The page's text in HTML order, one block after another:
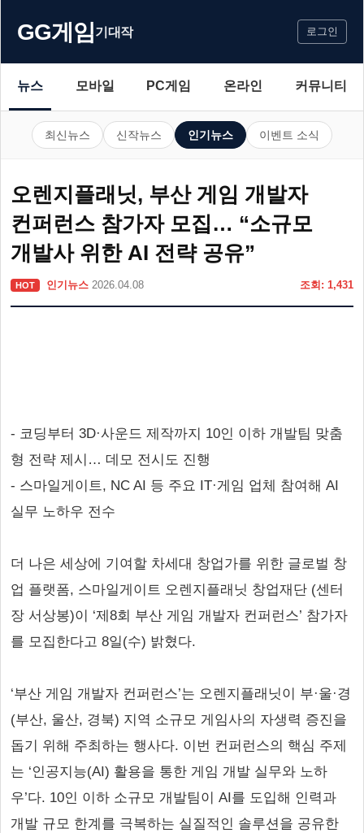
GG게임기대작 로그인
뉴스 모바일 PC게임 온라인 커뮤니티
최신뉴스 신작뉴스 인기뉴스 이벤트 소식
오렌지플래닛, 부산 게임 개발자
컨퍼런스 참가자 모집… “소규모
개발사 위한 AI 전략 공유”
HOT 인기뉴스 2026.04.08 조회: 1,431
- 코딩부터 3D·사운드 제작까지 10인 이하 개발팀 맞춤
형 전략 제시… 데모 전시도 진행
- 스마일게이트, NC AI 등 주요 IT·게임 업체 참여해 AI
실무 노하우 전수
더 나은 세상에 기여할 차세대 창업가를 위한 글로벌 창
업 플랫폼, 스마일게이트 오렌지플래닛 창업재단 (센터
장 서상봉)이 ‘제8회 부산 게임 개발자 컨퍼런스’ 참가자
를 모집한다고 8일(수) 밝혔다.
‘부산 게임 개발자 컨퍼런스’는 오렌지플래닛이 부·울·경
(부산, 울산, 경북) 지역 소규모 게임사의 자생력 증진을
돕기 위해 주최하는 행사다. 이번 컨퍼런스의 핵심 주제
는 ‘인공지능(AI) 활용을 통한 게임 개발 실무와 노하
우’다. 10인 이하 소규모 개발팀이 AI를 도입해 인력과
개발 규모 한계를 극복하는 실질적인 솔루션을 공유한